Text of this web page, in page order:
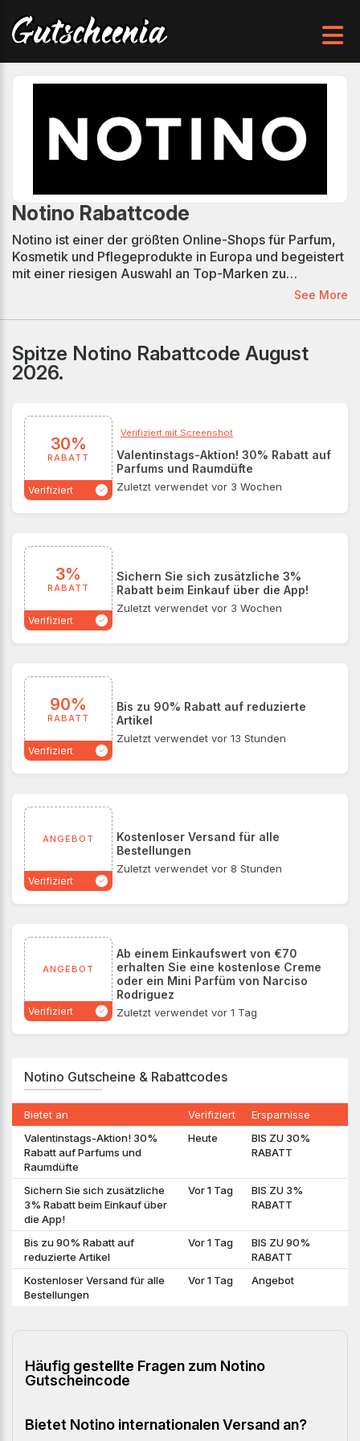
Notino Rabattcode
Notino ist einer der größten Online-Shops für Parfum,
Kosmetik und Pflegeprodukte in Europa und begeistert
mit einer riesigen Auswahl an Top-Marken zu
günstigen Preisen. Ob luxuriöse Düfte, Make-up oder
persönliche Beauty-Routine. Mit verifizierten Notino
lässt sich beim Einkauf zusätzlich sparen und
hochwertige Produkte werden noch erschwinglicher.
See More
Spitze Notino Rabattcode August
2026.
30%
RABATT
Verifiziert
Verifiziert mit Screenshot
Valentinstags-Aktion! 30% Rabatt auf
Parfums und Raumdüfte
Zuletzt verwendet vor 3 Wochen
3%
RABATT
Verifiziert
Sichern Sie sich zusätzliche 3%
Rabatt beim Einkauf über die App!
Zuletzt verwendet vor 3 Wochen
90%
RABATT
Verifiziert
Bis zu 90% Rabatt auf reduzierte
Artikel
Zuletzt verwendet vor 13 Stunden
ANGEBOT
Verifiziert
Kostenloser Versand für alle
Bestellungen
Zuletzt verwendet vor 8 Stunden
ANGEBOT
Verifiziert
Ab einem Einkaufswert von €70
erhalten Sie eine kostenlose Creme
oder ein Mini Parfüm von Narciso
Rodriguez
Zuletzt verwendet vor 1 Tag
Notino Gutscheine & Rabattcodes
Bietet an Verifiziert
Ersparnisse
Valentinstags-Aktion! 30%
Rabatt auf Parfums und
Raumdüfte
Heute
BIS ZU 30%
RABATT
Sichern Sie sich zusätzliche
3% Rabatt beim Einkauf über
die App!
Vor 1 Tag
BIS ZU 3%
RABATT
Bis zu 90% Rabatt auf
reduzierte Artikel
Vor 1 Tag
BIS ZU 90%
RABATT
Kostenloser Versand für alle
Bestellungen
Vor 1 Tag Angebot
Häufig gestellte Fragen zum Notino
Gutscheincode
Bietet Notino internationalen Versand an?